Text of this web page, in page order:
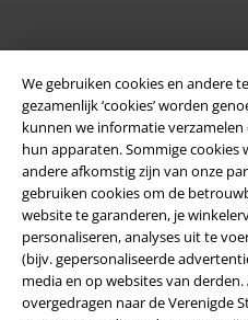
We gebruiken cookies en andere
gezamenlijk ‘cookies’ worden
kunnen we informatie
hun apparaten. Sommige
andere afkomstig zijn van onze
gebruiken cookies om de
website te garanderen, je
personaliseren, analyses uit te
(bijv. gepersonaliseerde
media en op websites van derden.
overgedragen naar de Verenigde
Legal
Algemene Voorwaarden
Bedrijfsgegevens